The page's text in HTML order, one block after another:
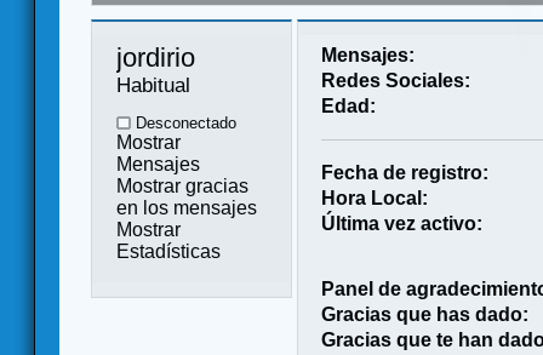
jordirio
Habitual
Desconectado
Mostrar
Mensajes
Mostrar gracias
en los mensajes
Mostrar
Estadísticas
Mensajes:
Redes Sociales:
Edad:
Fecha de registro:
Hora Local:
Última vez activo:
Panel de
Gracias que has dado:
Gracias que te han